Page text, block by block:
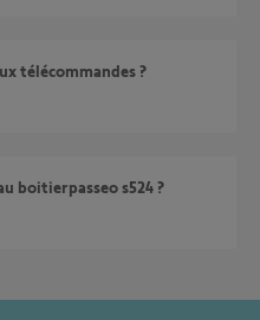
télécommandes ?
boitierpasseo s524 ?